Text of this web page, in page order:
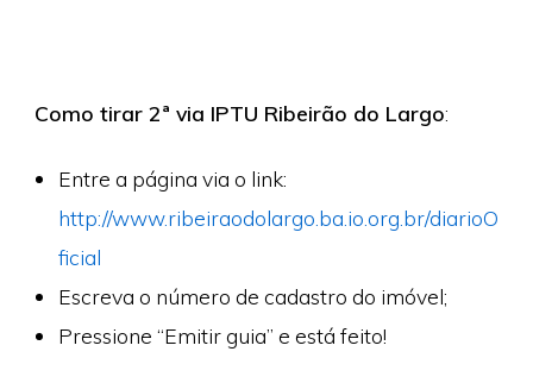
Como tirar 2ª via IPTU Ribeirão do Largo:
Entre a página via o link:
http://www.ribeiraodolargo.ba.io.org.br/diarioO
ficial
Escreva o número de cadastro do imóvel;
Pressione “Emitir guia” e está feito!